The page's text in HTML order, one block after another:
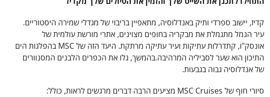
קדיז, יישוב ספרדי ותיק באנדלוסיה, מתאפיין בריבוי של מגדלי שמירה היסטוריים.
עיר הנמל מתגמלת את מבקריה בחופים מצוינים, אתרי מורשת עולמית של
אונסק"ו, קתדרלות עתיקות ועיר עתיקה מרתקת. היעד הזה של MSC בהפלגות הים
התיכון הוא שער לסביליה המרהיבה.בהמשך, גלו את הכפרים הלבנים המסנוורים
של אנדלוסיה גבוה בגבעות.
סיורי חוף של MSC Cruises מציעים הרבה דברים מרגשים לראות, כולל: